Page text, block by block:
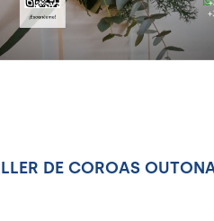
DE COROAS